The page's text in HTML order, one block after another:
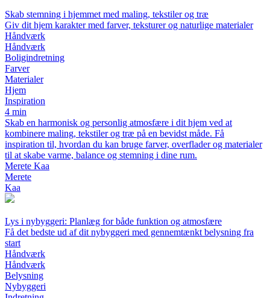
Skab stemning i hjemmet med maling, tekstiler og træ
Giv dit hjem karakter med farver, teksturer og naturlige materialer
Håndværk
Håndværk
Boligindretning
Farver
Materialer
Hjem
Inspiration
4 min
Skab en harmonisk og personlig atmosfære i dit hjem ved at
kombinere maling, tekstiler og træ på en bevidst måde. Få
inspiration til, hvordan du kan bruge farver, overflader og materialer
til at skabe varme, balance og stemning i dine rum.
Merete Kaa
Merete
Kaa
Lys i nybyggeri: Planlæg for både funktion og atmosfære
Få det bedste ud af dit nybyggeri med gennemtænkt belysning fra
start
Håndværk
Håndværk
Belysning
Nybyggeri